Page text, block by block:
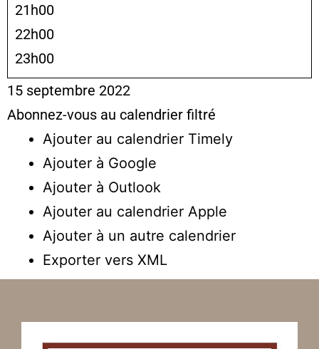
21h00
22h00
23h00
15 septembre 2022
Abonnez-vous au calendrier filtré
Ajouter au calendrier Timely
Ajouter à Google
Ajouter à Outlook
Ajouter au calendrier Apple
Ajouter à un autre calendrier
Exporter vers XML